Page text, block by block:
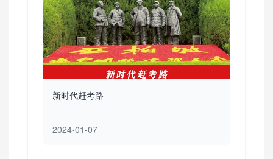
新时代赶考路
2024-01-07